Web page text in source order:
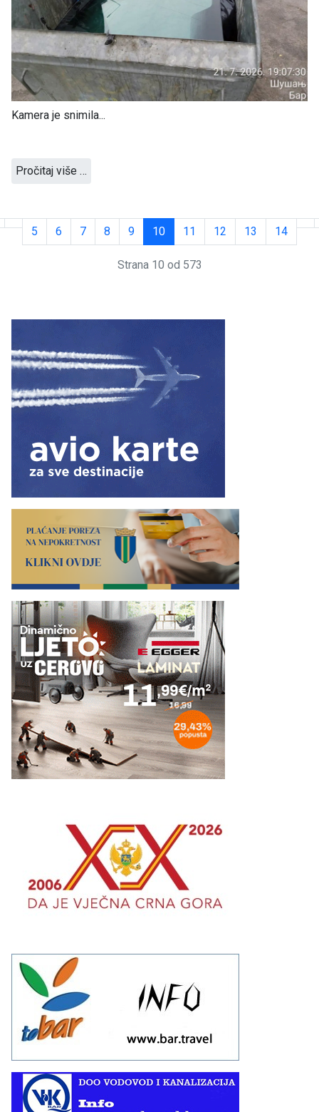
Kamera je snimila...
Pročitaj više …
5 6 7 8 9 10 11 12 13 14
Strana 10 od 573